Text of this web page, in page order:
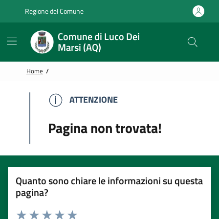
Regione del Comune
Comune di Luco Dei
Marsi (AQ)
Home /
ATTENZIONE
ATTENZIONE
Pagina non trovata!
Quanto sono chiare le informazioni su questa
pagina?
Rating: